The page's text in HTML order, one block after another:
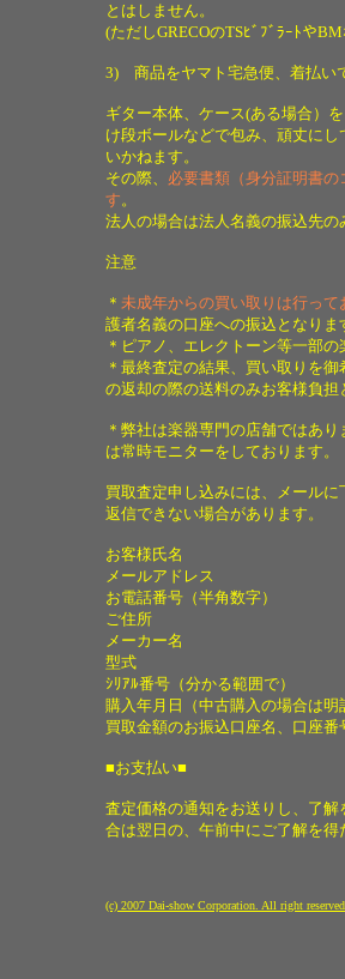
とはしません。
(ただしGRECOのTSﾋﾞﾌﾞﾗｰﾄや
3) 商品をヤマト宅急便、着払い
ギター本体、ケース(ある場合）
け段ボールなどで包み、頑丈に
いかねます。
その際、 必要書類（身分証明書
す。
法人の場合は法人名義の振込先の
注意
＊ 未成年からの買い取りは行って
護者名義の口座への振込となりま
＊ピアノ、エレクトーン等一部
＊最終査定の結果、買い取りを
の返却の際の送料のみお客様負
＊弊社は楽器専門の店舗ではあ
は常時モニターをしております。
買取査定申し込みには、メール
返信できない場合があります。
お客様氏名
メールアドレス
お電話番号（半角数字）
ご住所
メーカー名
型式
ｼﾘｱﾙ番号（分かる範囲で）
購入年月日（中古購入の場合は明
買取金額のお振込口座名、口座番
■お支払い■
査定価格の通知をお送りし、了
合は翌日の、午前中にご了解を
(c) 2007 Dai-show Corporation. All right